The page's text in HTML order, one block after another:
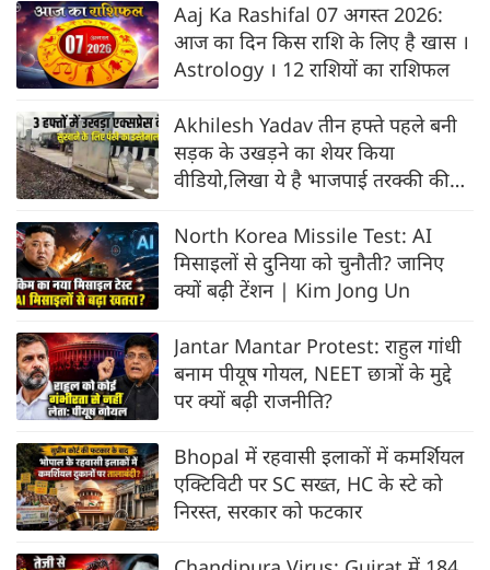
Aaj Ka Rashifal 07 अगस्त 2026:
आज का दिन किस राशि के लिए है खास ।
Astrology । 12 राशियों का राशिफल
Akhilesh Yadav तीन हफ्ते पहले बनी
सड़क के उखड़ने का शेयर किया
वीडियो,लिखा ये है भाजपाई तरक्की की
North Korea Missile Test: AI
मिसाइलों से दुनिया को चुनौती? जानिए
क्यों बढ़ी टेंशन | Kim Jong Un
Jantar Mantar Protest: राहुल गांधी
बनाम पीयूष गोयल, NEET छात्रों के मुद्दे
पर क्यों बढ़ी राजनीति?
Bhopal में रहवासी इलाकों में कमर्शियल
एक्टिविटी पर SC सख्त, HC के स्टे को
निरस्त, सरकार को फटकार